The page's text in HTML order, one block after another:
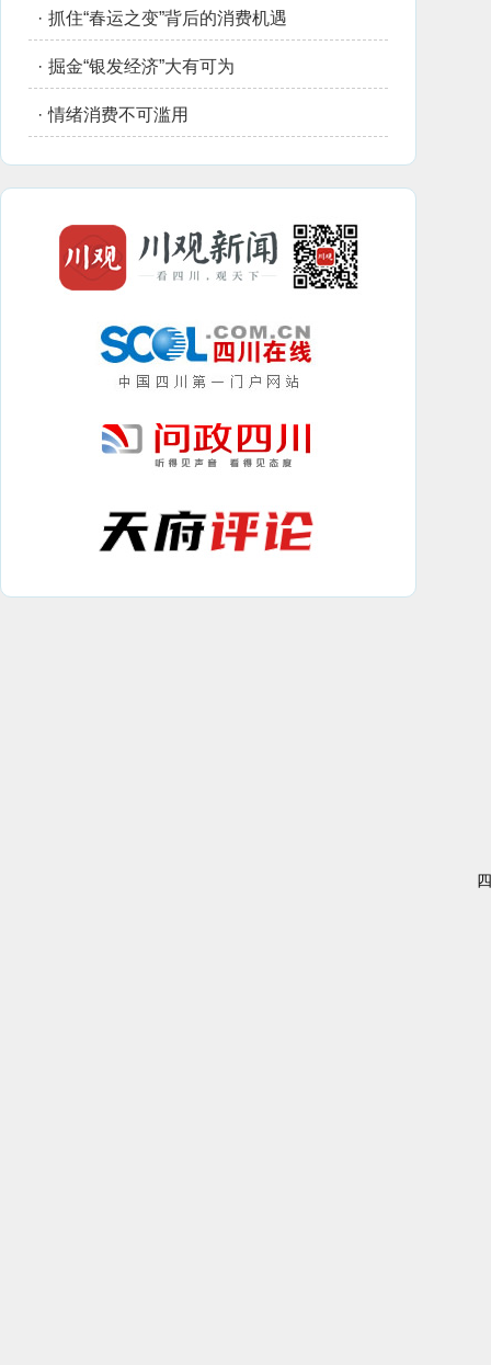
· 抓住“春运之变”背后的消费机遇
· 掘金“银发经济”大有可为
· 情绪消费不可滥用